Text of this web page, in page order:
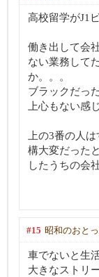
高校留学がJ1
働き出して会
ない業務して
か。。。
ブラックだっ
上心もない感
上の3番の人
構大変だった
したうちの会
#15 昭和のおと
車でないと生
大きなストリ